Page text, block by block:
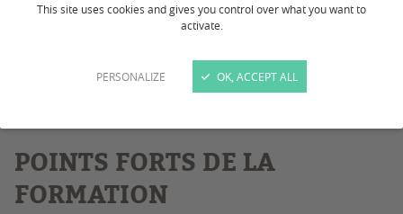
This site uses cookies and gives you control over what you want to
activate.
PERSONALIZE OK, ACCEPT ALL
CONTACTS
POINTS FORTS DE LA
FORMATION